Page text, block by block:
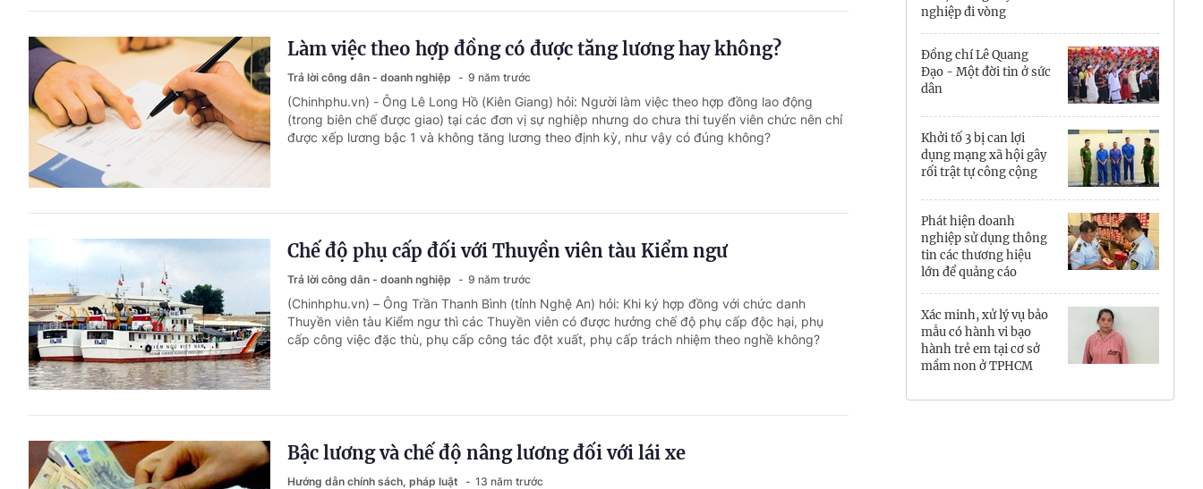
Đà Nẵng
Đắk Lắk
Gia Lai
Hà Nội
Hồ Chí Minh
Hà Tĩnh
Hưng Yên
Hải Phòng
Khánh Hòa
Làm việc theo hợp đồng có được tăng lương hay không?
Trả lời công dân - doanh nghiệp 9 năm trước
(Chinhphu.vn) - Ông Lê Long Hồ (Kiên Giang) hỏi: Người làm việc theo hợp đồng lao động
(trong biên chế được giao) tại các đơn vị sự nghiệp nhưng do chưa thi tuyển viên chức nên chỉ
được xếp lương bậc 1 và không tăng lương theo định kỳ, như vậy có đúng không?
Chế độ phụ cấp đối với Thuyền viên tàu Kiểm ngư
Trả lời công dân - doanh nghiệp 9 năm trước
(Chinhphu.vn) – Ông Trần Thanh Bình (tỉnh Nghệ An) hỏi: Khi ký hợp đồng với chức danh
Thuyền viên tàu Kiểm ngư thì các Thuyền viên có được hưởng chế độ phụ cấp độc hại, phụ
cấp công việc đặc thù, phụ cấp công tác đột xuất, phụ cấp trách nhiệm theo nghề không?
Bậc lương và chế độ nâng lương đối với lái xe
Hướng dẫn chính sách, pháp luật 13 năm trước
nghiệp đi vòng
Đồng chí Lê Quang
Đạo - Một đời tin ở sức
dân
Khởi tố 3 bị can lợi
dụng mạng xã hội gây
rối trật tự công cộng
Phát hiện doanh
nghiệp sử dụng thông
tin các thương hiệu
lớn để quảng cáo
Xác minh, xử lý vụ bảo
mẫu có hành vi bạo
hành trẻ em tại cơ sở
mầm non ở TPHCM